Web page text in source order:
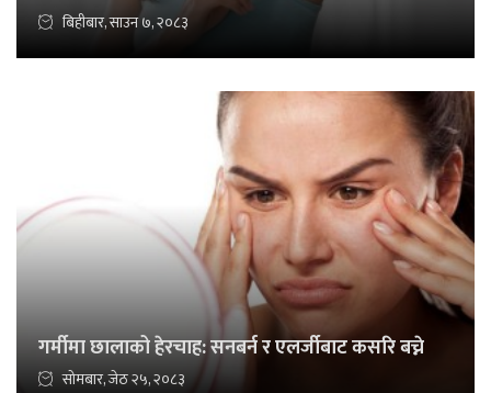
बिहीबार, साउन ७, २०८३
गर्मीमा छालाको हेरचाह: सनबर्न र एलर्जीबाट कसरि बच्ने
सोमबार, जेठ २५, २०८३